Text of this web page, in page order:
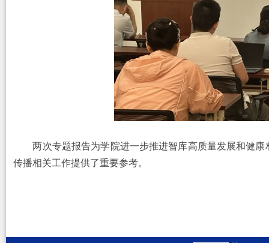
两次专题报告为学院进一步推进智库高质量发展和健
传播相关工作提供了重要参考。